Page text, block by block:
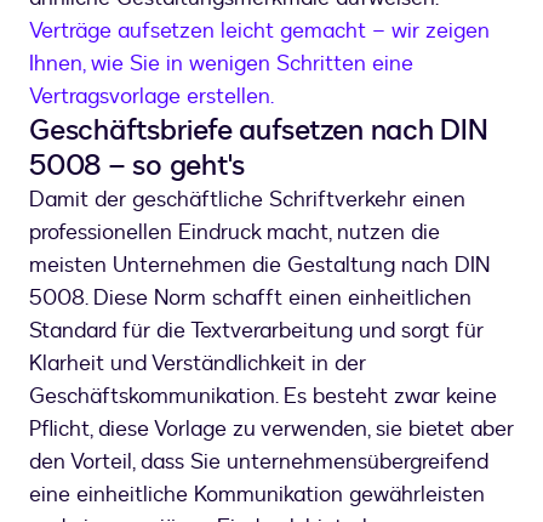
Verträge aufsetzen leicht gemacht – wir zeigen
Ihnen, wie Sie in wenigen Schritten eine
Vertragsvorlage erstellen.
Geschäftsbriefe aufsetzen nach DIN
5008 – so geht's
Damit der geschäftliche Schriftverkehr einen
professionellen Eindruck macht, nutzen die
meisten Unternehmen die Gestaltung nach DIN
5008. Diese Norm schafft einen einheitlichen
Standard für die Textverarbeitung und sorgt für
Klarheit und Verständlichkeit in der
Geschäftskommunikation. Es besteht zwar keine
Pflicht, diese Vorlage zu verwenden, sie bietet aber
den Vorteil, dass Sie unternehmensübergreifend
eine einheitliche Kommunikation gewährleisten